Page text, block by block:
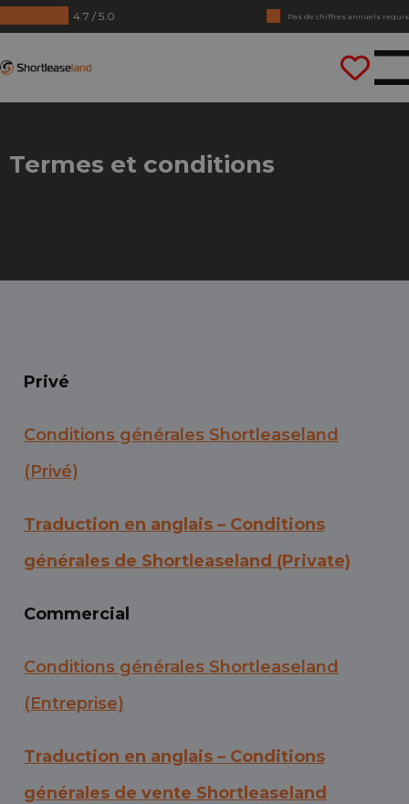
4.7 / 5.0
Pas de chiffres annuels requis
Conduisez tout de suite
Termes et conditions
Privé
Conditions générales Shortleaseland
(Privé)
Traduction en anglais – Conditions
générales de Shortleaseland (Private)
Commercial
Conditions générales Shortleaseland
(Entreprise)
Traduction en anglais – Conditions
générales de vente Shortleaseland